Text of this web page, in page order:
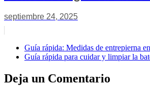
septiembre 24, 2025
Guía rápida: Medidas de entrepierna
Guía rápida para cuidar y limpiar la
Deja un Comentario